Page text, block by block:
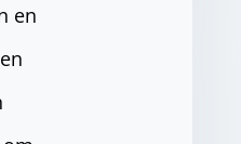
en